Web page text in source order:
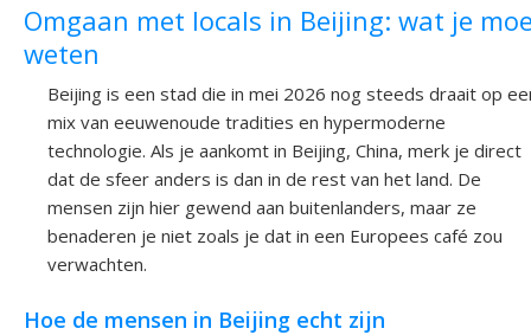
Omgaan met locals in Beijing: wat je
weten
Beijing is een stad die in mei 2026 nog steeds draait op
mix van eeuwenoude tradities en hypermoderne
technologie. Als je aankomt in Beijing, China, merk je direct
dat de sfeer anders is dan in de rest van het land. De
mensen zijn hier gewend aan buitenlanders, maar ze
benaderen je niet zoals je dat in een Europees café zou
verwachten.
Hoe de mensen in Beijing echt zijn